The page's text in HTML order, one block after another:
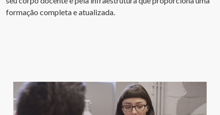
formação completa e atualizada.